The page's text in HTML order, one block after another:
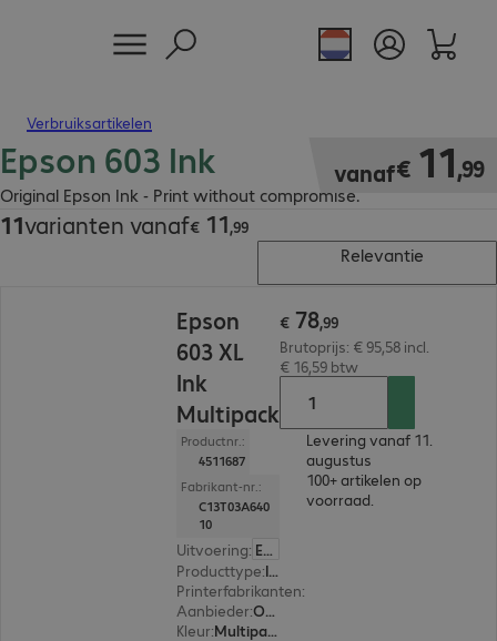
Verbruiksartikelen
Epson 603 Ink
Original Epson Ink - Print without compromise.
vanaf€ 11,99
€ 11,99
11varianten vanaf€ 11,99
€ 11,99
Relevantie
Epson
603 XL
Ink
Multipack
Productnr.:
4511687
Fabrikant-nr.:
C13T03A640
10
Uitvoering: Europa
Producttype: Ink
Printerfabrikanten:
Aanbieder:
Origineel
Kleur: Multipack (cyan, magenta, yellow, black)
€ 78,99
Brutoprijs: € 95,58 incl.
€ 16,59 btw
Levering vanaf 11.
augustus
100+ artikelen op
voorraad.